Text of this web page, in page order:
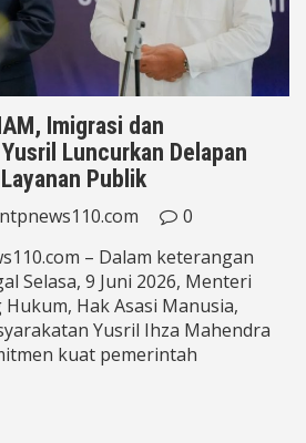
Imigrasi dan
Luncurkan Delapan
Publik
0
– Dalam keterangan
Selasa, 9 Juni 2026, Menteri
Hak Asasi Manusia,
Yusril Ihza Mahendra
kuat pemerintah